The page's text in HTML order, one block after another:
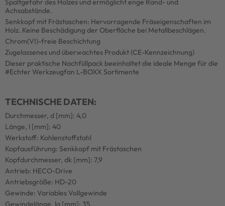
Spaltgefahr des Holzes und ermöglicht enge Rand- und
Achsabstände.
Senkkopf mit Frästaschen: Hervorragende Fräseigenschaften im
Holz. Keine Beschädigung der Oberfläche bei Metallbeschlägen.
Chrom(VI)-freie Beschichtung
Zugelassenes und überwachtes Produkt (CE-Kennzeichnung)
Dieser praktische Nachfüllpack beeinhaltet die ideale Menge für die
#Echter Werkzeugfan L-BOXX Sortimente
TECHNISCHE DATEN:
Durchmesser, d [mm]: 4,0
Länge, l [mm]: 40
Werkstoff: Kohlenstoffstahl
Kopfausführung: Senkkopf mit Frästaschen
Kopfdurchmesser, dk [mm]: 7,9
Antrieb: HECO-Drive
Antriebsgröße: HD-20
Gewinde: Variables Vollgewinde
Gewindelänge, lg [mm]: 35